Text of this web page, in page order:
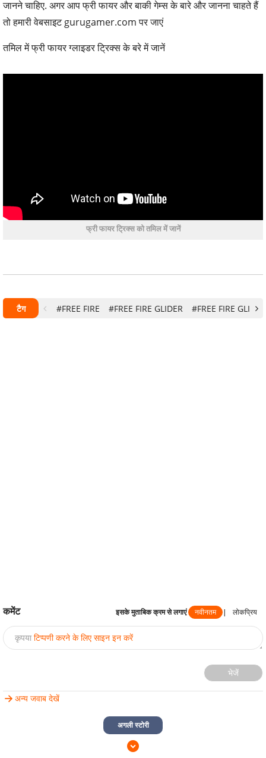
जानने चाहिए. अगर आप फ्री फायर और बाकी गेम्स के बारे और जानना चाहते हैं
तो हमारी वेबसाइट gurugamer.com पर जाएं
तमिल में फ्री फायर ग्लाइडर ट्रिक्स के बरे में जानें
फ्री फायर ट्रिक्स को तमिल में जानें
टैग #FREE FIRE #FREE FIRE GLIDER #FREE FIRE
कमेंट इसके मुताबिक क्रम से लगाएं नवीनतम | लोकप्रिय
कृपया टिप्पणी करने के लिए साइन इन करें
भेजें
अन्य जवाब देखें
अगली स्टोरी